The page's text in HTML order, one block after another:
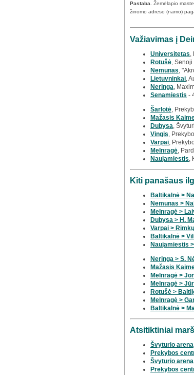
Pastaba. Žemėlapio
žinomo adreso (namo)
Važiavimas į
Universitetas
Rotušė ,
Nemunas ,
Lietuvninkai ,
Neringa ,
Senamiestis -
Šarlotė ,
Mažasis
Dubysa ,
Vingis ,
Varpai ,
Melnragė ,
Naujamiestis
Kiti panašaus
Baltikalnė >
Nemunas >
Melnragė >
Dubysa > H.
Varpai >
Baltikalnė >
Naujamiestis
Neringa > S.
Mažasis
Melnragė >
Melnragė >
Rotušė >
Melnragė >
Baltikalnė >
Atsitiktiniai
Švyturio
Prekybos
Švyturio
Prekybos